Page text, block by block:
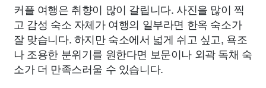
커플 여행은 취향이 많이 갈립니다. 사진을 많이 찍
고 감성 숙소 자체가 여행의 일부라면 한옥 숙소가
잘 맞습니다. 하지만 숙소에서 넓게 쉬고 싶고, 욕조
나 조용한 분위기를 원한다면 보문이나 외곽 독채 숙
소가 더 만족스러울 수 있습니다.